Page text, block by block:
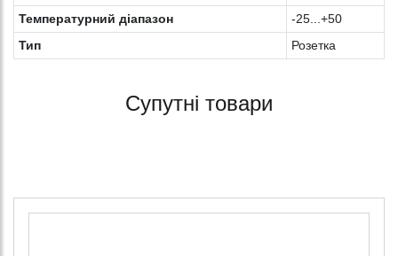
Температурний діапазон
-25...+50
Тип
Розетка
Супутні товари